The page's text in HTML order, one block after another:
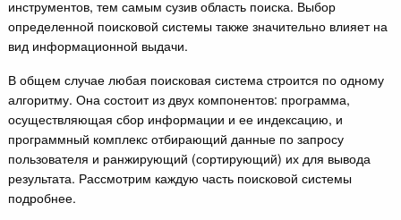
инструментов, тем самым сузив область поиска. Выбор
определенной поисковой системы также значительно влияет на
вид информационной выдачи.
В общем случае любая поисковая система строится по одному
алгоритму. Она состоит из двух компонентов: программа,
осуществляющая сбор информации и ее индексацию, и
программный комплекс отбирающий данные по запросу
пользователя и ранжирующий (сортирующий) их для вывода
результата. Рассмотрим каждую часть поисковой системы
подробнее.